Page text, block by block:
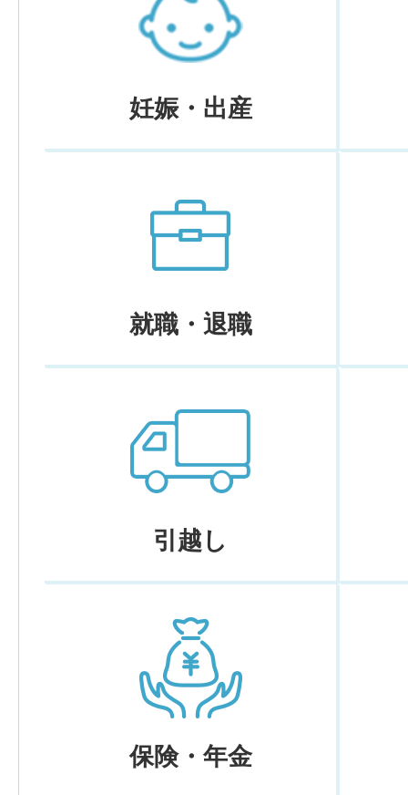
妊娠・出産
就職・退職
引越し
保険・年金